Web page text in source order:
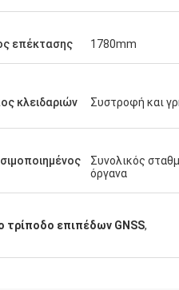
επέκτασης 1780mm
κλειδαριών Συστροφή και
Συνολικός
όργανα
τρίποδο επιπέδων GNSS,